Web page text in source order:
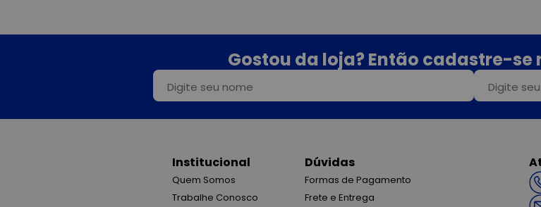
Gostou da loja? Então cadastre-se
Institucional
Quem Somos
Trabalhe Conosco
Dúvidas
Formas de Pagamento
Frete e Entrega